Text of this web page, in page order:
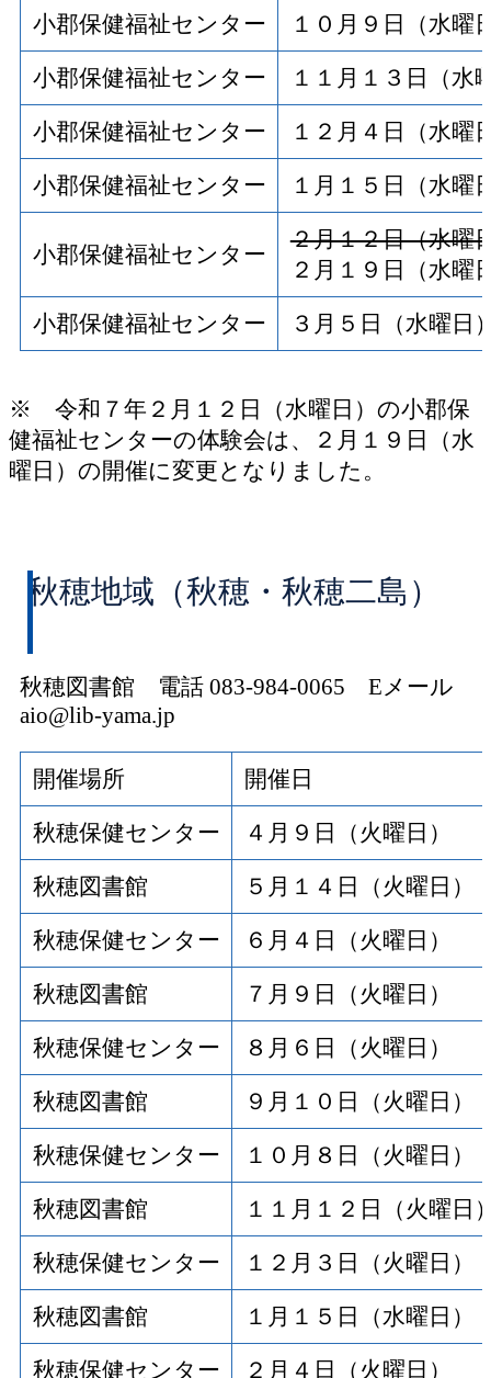
小郡保健福祉センター １０月９日（水曜
小郡保健福祉センター １１月１３日（水
小郡保健福祉センター １２月４日（水曜
小郡保健福祉センター １月１５日（水曜
小郡保健福祉センター
２月１２日（水曜
２月１９日（水曜
小郡保健福祉センター ３月５日（水曜日
※ 令和７年２月１２日（水曜日）の小郡保
健福祉センターの体験会は、２月１９日（水
曜日）の開催に変更となりました。
秋穂地域（秋穂・秋穂二島）
秋穂図書館 電話 083-984-0065 Eメール
aio@lib-yama.jp
開催場所 開催日
秋穂保健センター ４月９日（火曜日）
秋穂図書館 ５月１４日（火曜日）
秋穂保健センター ６月４日（火曜日）
秋穂図書館 ７月９日（火曜日）
秋穂保健センター ８月６日（火曜日）
秋穂図書館 ９月１０日（火曜日）
秋穂保健センター １０月８日（火曜日）
秋穂図書館 １１月１２日（火曜日
秋穂保健センター １２月３日（火曜日）
秋穂図書館 １月１５日（水曜日）
秋穂保健センター ２月４日（火曜日）